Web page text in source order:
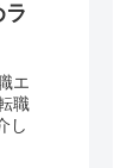
ラ
エ
職
し